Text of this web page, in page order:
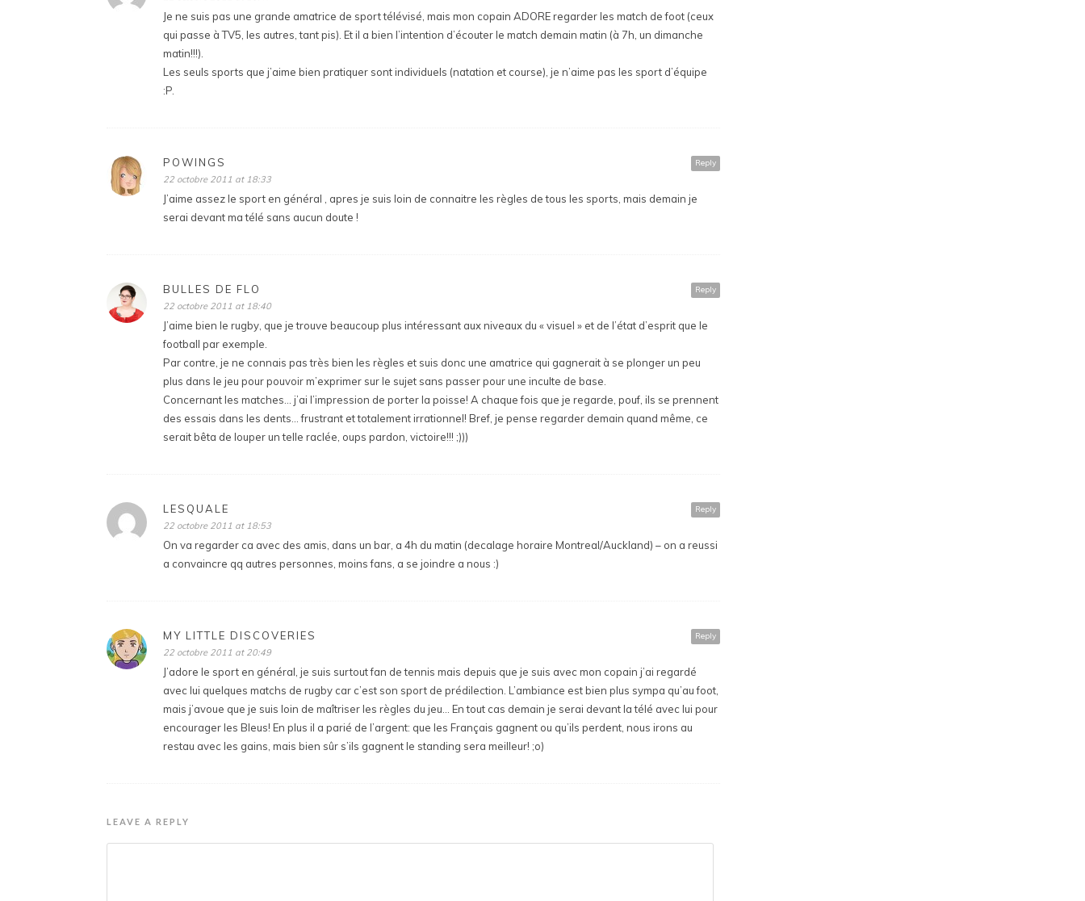
Je ne suis pas une grande amatrice de sport télévisé, mais mon copain ADORE regarder les match de foot (ceux
qui passe à TV5, les autres, tant pis). Et il a bien l’intention d’écouter le match demain matin (à 7h, un dimanche
matin!!!).
Les seuls sports que j’aime bien pratiquer sont individuels (natation et course), je n’aime pas les sport d’équipe
:P.
Reply
POWINGS
22 octobre 2011 at 18:33
J’aime assez le sport en général , apres je suis loin de connaitre les règles de tous les sports, mais demain je
serai devant ma télé sans aucun doute !
Reply
BULLES DE FLO
22 octobre 2011 at 18:40
J’aime bien le rugby, que je trouve beaucoup plus intéressant aux niveaux du « visuel » et de l’état d’esprit que le
football par exemple.
Par contre, je ne connais pas très bien les règles et suis donc une amatrice qui gagnerait à se plonger un peu
plus dans le jeu pour pouvoir m’exprimer sur le sujet sans passer pour une inculte de base.
Concernant les matches… j’ai l’impression de porter la poisse! A chaque fois que je regarde, pouf, ils se prennent
des essais dans les dents… frustrant et totalement irrationnel! Bref, je pense regarder demain quand même, ce
serait bêta de louper un telle raclée, oups pardon, victoire!!! ;)))
Reply
LESQUALE
22 octobre 2011 at 18:53
On va regarder ca avec des amis, dans un bar, a 4h du matin (decalage horaire Montreal/Auckland) – on a reussi
a convaincre qq autres personnes, moins fans, a se joindre a nous :)
Reply
MY LITTLE DISCOVERIES
22 octobre 2011 at 20:49
J’adore le sport en général, je suis surtout fan de tennis mais depuis que je suis avec mon copain j’ai regardé
avec lui quelques matchs de rugby car c’est son sport de prédilection. L’ambiance est bien plus sympa qu’au foot,
mais j’avoue que je suis loin de maîtriser les règles du jeu… En tout cas demain je serai devant la télé avec lui pour
encourager les Bleus! En plus il a parié de l’argent: que les Français gagnent ou qu’ils perdent, nous irons au
restau avec les gains, mais bien sûr s’ils gagnent le standing sera meilleur! ;o)
LEAVE A REPLY